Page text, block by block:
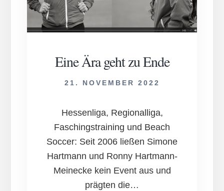
des
Kickers
felden
Eine Ära geht zu Ende
21. NOVEMBER 2022
Hessenliga, Regionalliga,
Faschingstraining und Beach
Soccer: Seit 2006 ließen Simone
Hartmann und Ronny Hartmann-
Meinecke kein Event aus und
prägten die…